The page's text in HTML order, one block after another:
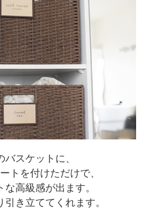
スケットに、
トを付けただけで、
高級感が出ます。
き立ててくれます。